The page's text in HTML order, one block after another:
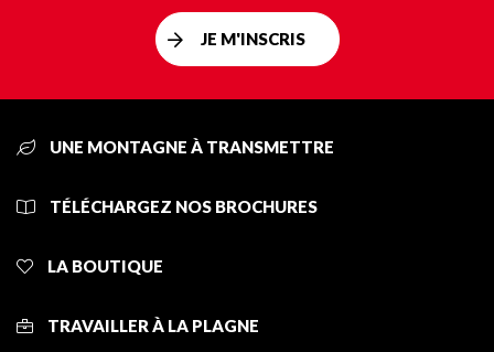
JE M'INSCRIS
UNE MONTAGNE À TRANSMETTRE
TÉLÉCHARGEZ NOS BROCHURES
LA BOUTIQUE
TRAVAILLER À LA PLAGNE